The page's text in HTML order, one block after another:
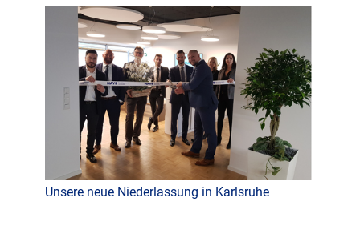
Unsere neue Niederlassung in Karlsruhe